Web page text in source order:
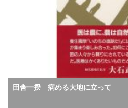
田舎一揆 病める大地に立って